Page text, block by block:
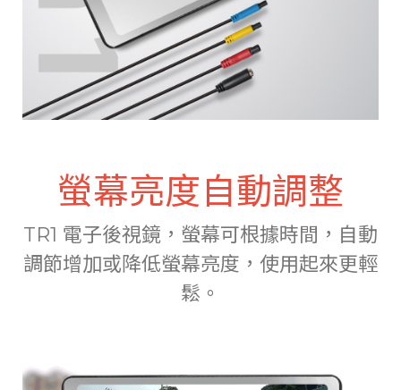
螢幕亮度自動調整
TR1 電子後視鏡，螢幕可根據時間，自動
調節增加或降低螢幕亮度，使用起來更輕
鬆。